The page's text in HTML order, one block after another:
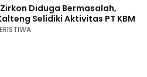
Diduga Bermasalah,
Selidiki Aktivitas PT KBM